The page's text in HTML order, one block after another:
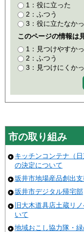
1：役に立った
2：ふつう
3：役に立たなか
このページの情報は
1：見つけやすか
2：ふつう
3：見つけにくか
市の取り組み
キッチンコンテナ（
の決定について
坂井市地場産品創出
坂井市デジタル帰宅部
旧大木道具店土蔵リ
いて
地域おこし協力隊・